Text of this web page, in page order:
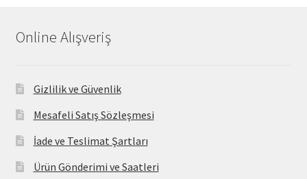
Online Alışveriş
Gizlilik ve Güvenlik
Mesafeli Satış Sözleşmesi
İade ve Teslimat Şartları
Ürün Gönderimi ve Saatleri